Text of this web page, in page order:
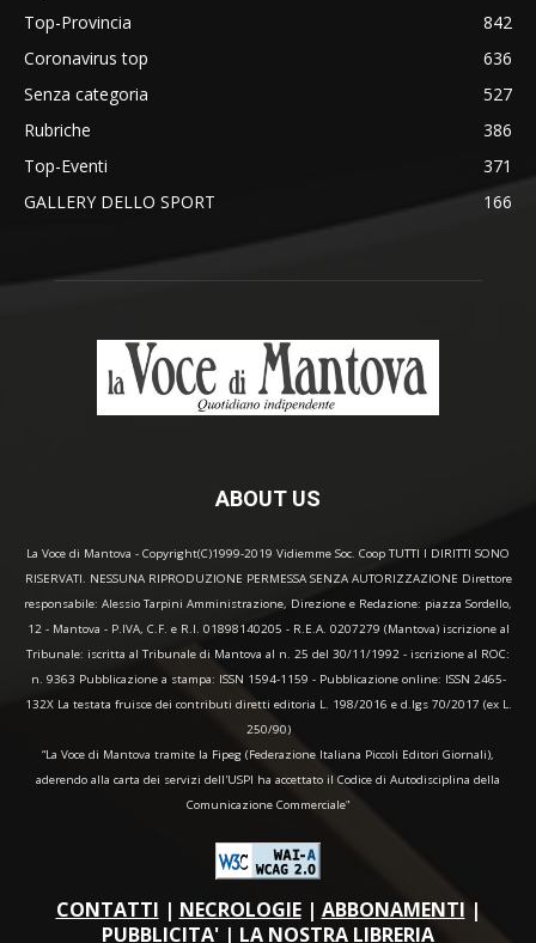
Top-Provincia
842
Coronavirus top
636
Senza categoria
527
Rubriche
386
Top-Eventi
371
GALLERY DELLO SPORT
166
ABOUT US
La Voce di Mantova - Copyright(C)1999-2019 Vidiemme Soc. Coop TUTTI I DIRITTI SONO
RISERVATI. NESSUNA RIPRODUZIONE PERMESSA SENZA AUTORIZZAZIONE Direttore
responsabile: Alessio Tarpini Amministrazione, Direzione e Redazione: piazza Sordello,
12 - Mantova - P.IVA, C.F. e R.I. 01898140205 - R.E.A. 0207279 (Mantova) iscrizione al
Tribunale: iscritta al Tribunale di Mantova al n. 25 del 30/11/1992 - iscrizione al ROC:
n. 9363 Pubblicazione a stampa: ISSN 1594-1159 - Pubblicazione online: ISSN 2465-
132X La testata fruisce dei contributi diretti editoria L. 198/2016 e d.lgs 70/2017 (ex L.
250/90)
“La Voce di Mantova tramite la Fipeg (Federazione Italiana Piccoli Editori Giornali),
aderendo alla carta dei servizi dell'USPI ha accettato il Codice di Autodisciplina della
Comunicazione Commerciale"
CONTATTI | NECROLOGIE| ABBONAMENTI |
PUBBLICITA' | LA NOSTRA LIBRERIA